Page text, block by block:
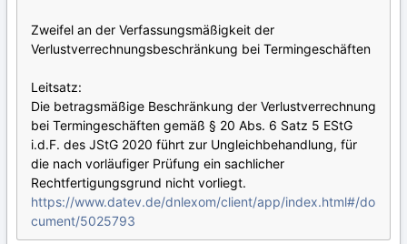
Zweifel an der Verfassungsmäßigkeit der
Verlustverrechnungsbeschränkung bei Termingeschäften
Leitsatz:
Die betragsmäßige Beschränkung der Verlustverrechnung
bei Termingeschäften gemäß § 20 Abs. 6 Satz 5 EStG
i.d.F. des JStG 2020 führt zur Ungleichbehandlung, für
die nach vorläufiger Prüfung ein sachlicher
Rechtfertigungsgrund nicht vorliegt.
https://www.datev.de/dnlexom/client/app/index.html#/do
cument/5025793